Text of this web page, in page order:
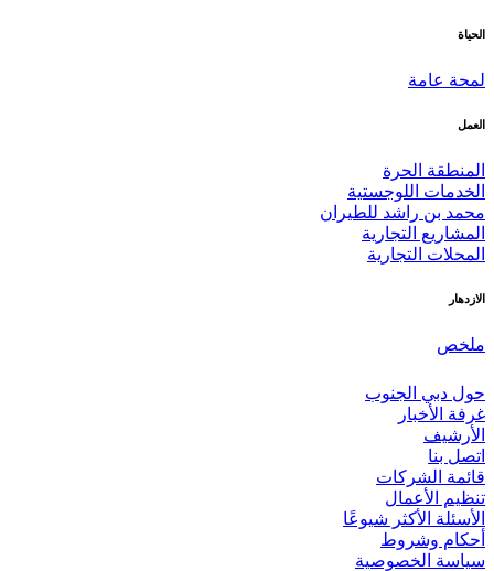
الحياة
لمحة عامة
العمل
المنطقة الحرة
الخدمات اللوجستية
محمد بن راشد للطيران
المشاريع التجارية
المحلات التجارية
الازدهار
ملخص
حول دبي الجنوب
غرفة الأخبار
الأرشيف
اتصل بنا
قائمة الشركات
تنظيم الأعمال
الأسئلة الأكثر شيوعًا
أحكام وشروط
سياسة الخصوصية